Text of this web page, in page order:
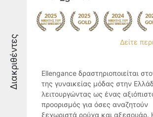
Διακριθέντες Δείτε
Ellengance δραστηριοποιείται
της γυναικείας μόδας στην
λειτουργώντας ως ένας
προορισμός για όσες αναζητούν
ξεχωριστά ρούχα και αξεσουάρ.